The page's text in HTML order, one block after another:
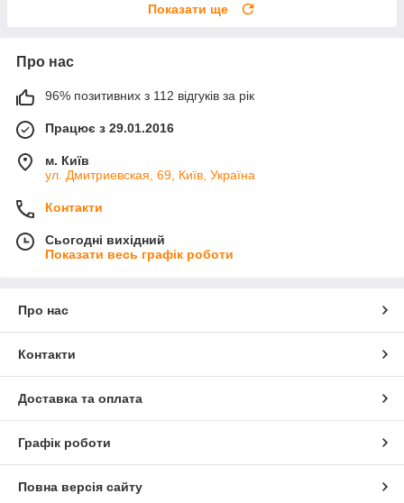
Показати ще
Про нас
96% позитивних з 112 відгуків за рік
Працює з 29.01.2016
м. Київ
ул. Дмитриевская, 69, Київ, Україна
Контакти
Сьогодні вихідний
Показати весь графік роботи
Про нас
Контакти
Доставка та оплата
Графік роботи
Повна версія сайту